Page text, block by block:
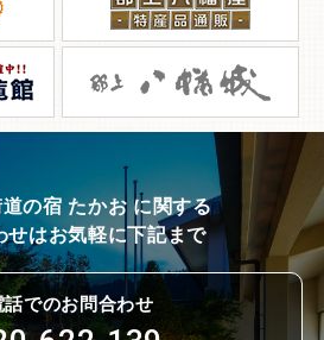
の宿 たかお に関する
せはお気軽に下記まで
話でのお問合わせ